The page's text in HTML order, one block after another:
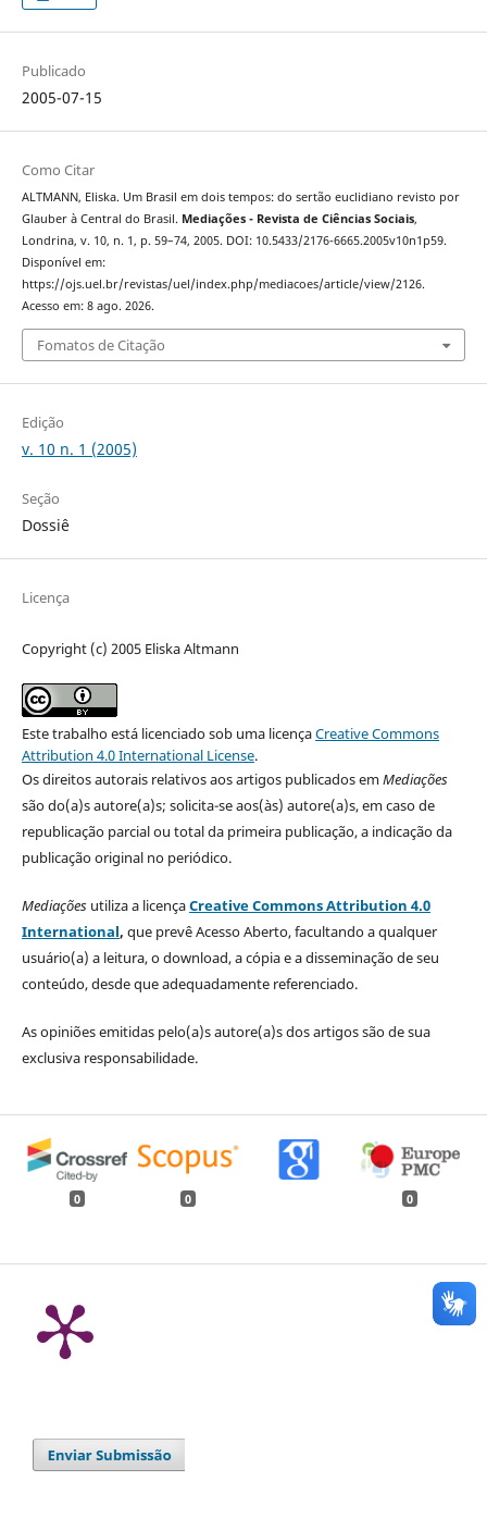
Publicado
2005-07-15
Como Citar
ALTMANN, Eliska. Um Brasil em dois tempos: do sertão euclidiano revisto por
Glauber à Central do Brasil. Mediações - Revista de Ciências Sociais,
Londrina, v. 10, n. 1, p. 59–74, 2005. DOI: 10.5433/2176-6665.2005v10n1p59.
Disponível em:
https://ojs.uel.br/revistas/uel/index.php/mediacoes/article/view/2126.
Acesso em: 8 ago. 2026.
Fomatos de Citação
Edição
v. 10 n. 1 (2005)
Seção
Dossiê
Licença
Copyright (c) 2005 Eliska Altmann
Este trabalho está licenciado sob uma licençaCreative Commons
Attribution 4.0 International License.
Os direitos autorais relativos aos artigos publicados emMediações
são do(a)s autore(a)s; solicita-se aos(às) autore(a)s, em caso de
republicação parcial ou total da primeira publicação, a indicação da
publicação original no periódico.
Mediaçõesutiliza a licençaCreative Commons Attribution 4.0
International, que prevê Acesso Aberto, facultando a qualquer
usuário(a) a leitura, o download, a cópia e a disseminação de seu
conteúdo, desde que adequadamente referenciado.
As opiniões emitidas pelo(a)s autore(a)s dos artigos são de sua
exclusiva responsabilidade.
0 0 0